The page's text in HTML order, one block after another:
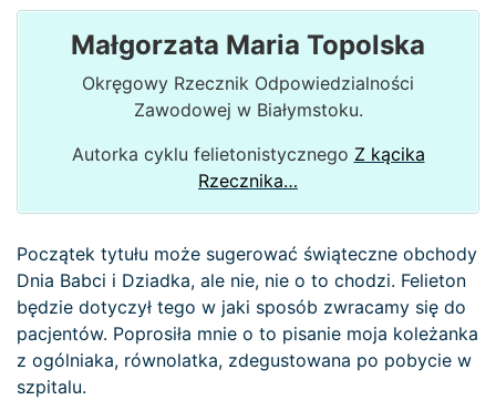
Małgorzata Maria Topolska
Okręgowy Rzecznik Odpowiedzialności
Zawodowej w Białymstoku.
Autorka cyklu felietonistycznego Z kącika
Rzecznika…
Początek tytułu może sugerować świąteczne obchody
Dnia Babci i Dziadka, ale nie, nie o to chodzi. Felieton
będzie dotyczył tego w jaki sposób zwracamy się do
pacjentów. Poprosiła mnie o to pisanie moja koleżanka
z ogólniaka, równolatka, zdegustowana po pobycie w
szpitalu.